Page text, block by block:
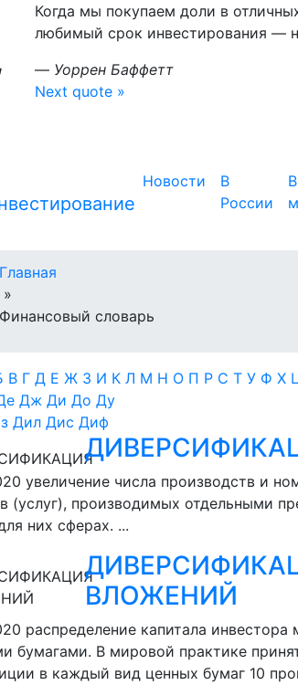
Когда мы покупаем доли в
любимый срок инвестирования —
— Уоррен Баффетт
Next quote »
Новости
В
России
В
Главная
»
Финансовый словарь
В Г Д Е Ж З И К Л М Н О П Р С Т У Ф Х
Дж Ди До Ду
Дил Дис Диф
увеличение числа производств и
(услуг), производимых отдельными
них сферах. ...
ВЛОЖЕНИЙ
распределение капитала
бумагами. В мировой практике
в каждый вид ценных бумаг 10